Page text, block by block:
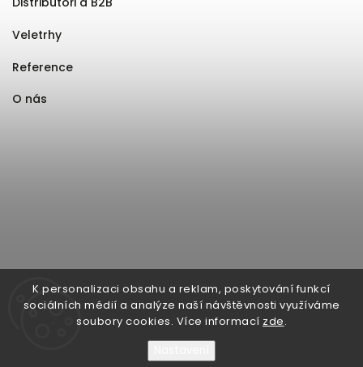
K personalizaci obsahu a reklam, poskytování funkcí
sociálních médií a analýze naší návštěvnosti využíváme
soubory cookies. Více informací zde.
Veletrhy
Reference
O nás